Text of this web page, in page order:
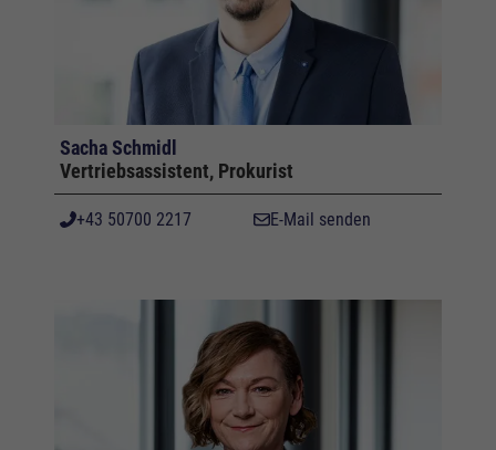
Sacha Schmidl
Vertriebsassistent, Prokurist
+43 50700 2217 E-Mail senden